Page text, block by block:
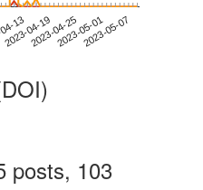
13
2023-04-192023-04-252023-05-012023-05-07
posts, 103